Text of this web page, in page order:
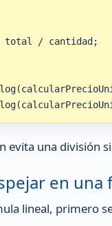
total / cantidad;
evita una división
en una
lineal, primero